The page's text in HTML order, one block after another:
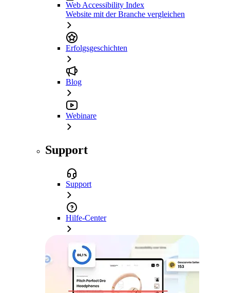
Web Accessibility Index
Website mit der Branche vergleichen
Erfolgsgeschichten
Blog
Webinare
Support
Support
Hilfe-Center